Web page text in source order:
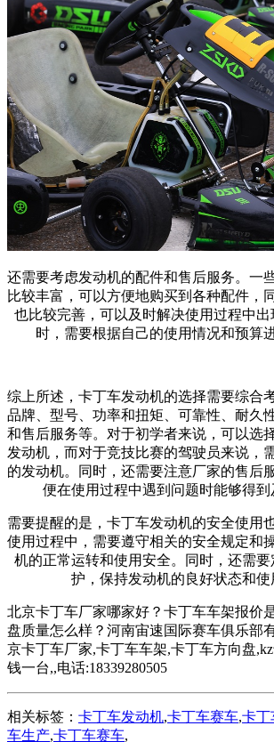
还需要考虑发动机的配件和售后服务。一
比较丰富，可以方便地购买到各种配件，
也比较完善，可以及时解决使用过程中
时，需要根据自己的使用情况和预算
综上所述，卡丁车发动机的选择需要综合
品牌、型号、功率和扭矩、可靠性、耐久
和售后服务等。对于初学者来说，可以选
发动机，而对于竞技比赛的驾驶员来说，
的发动机。同时，还需要注意厂家的售后
便在使用过程中遇到问题时能够得到
需要提醒的是，卡丁车发动机的安全使用
使用过程中，需要遵守相关的安全规定和
机的正常运转和使用安全。同时，还需
护，保持发动机的良好状态和使
北京卡丁车厂家哪家好？卡丁车车架报价
盘质量怎么样？河南宙速国际赛车俱乐部
京卡丁车厂家,卡丁车车架,卡丁车方向盘
钱一台,,电话:18339280505
相关标签： 卡丁车发动机,卡丁车赛车,卡丁
车生产,卡丁车赛车,